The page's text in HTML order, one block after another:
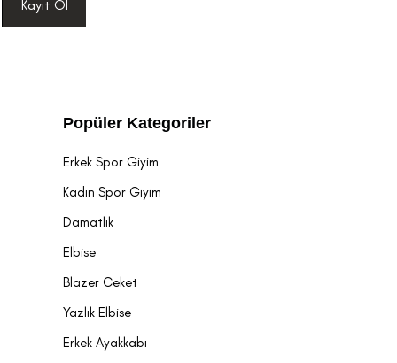
Kayıt Ol
Popüler Kategoriler
Erkek Spor Giyim
Kadın Spor Giyim
Damatlık
Elbise
Blazer Ceket
Yazlık Elbise
Erkek Ayakkabı